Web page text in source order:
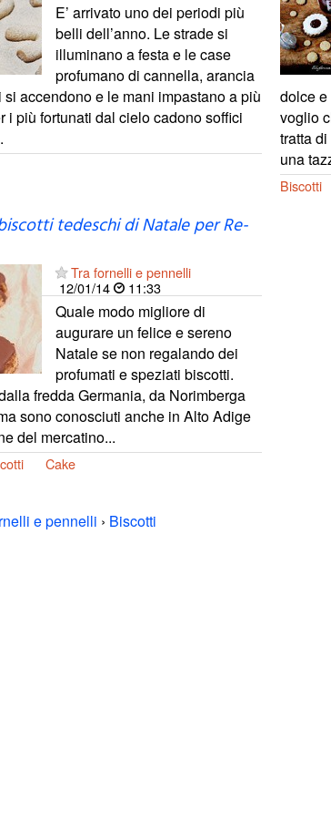
E’ arrivato uno dei periodi più
belli dell’anno. Le strade si
illuminano a festa e le case
profumano di cannella, arancia
accendono e le mani impastano a più
i più fortunati dal cielo cadono soffici
dolce e
voglio
tratta
una
Biscotti
tedeschi di Natale per Re-
Tra fornelli e pennelli
12/01/14
11:33
Quale modo migliore di
augurare un felice e sereno
Natale se non regalando dei
profumati e speziati biscotti.
fredda Germania, da Norimberga
sono conosciuti anche in Alto Adige
del mercatino...
Cake
e pennelli › Biscotti